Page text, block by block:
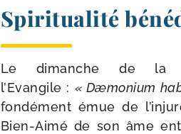
Spiritualité
Le dimanche de la
l’Evangile : « Dæmonium
fon­dé­ment émue de
Bien-​Aimé de son âme